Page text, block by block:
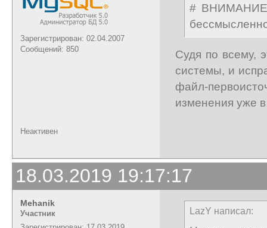
Зарегистрирован: 02.04.2007
Сообщений: 850
# ВНИМАНИЕ!
Судя по всему,
системы, и
файл-
изменения уже в
Неактивен
18.03.2019 19:17:17
Mehanik
Участник
LazY написал: